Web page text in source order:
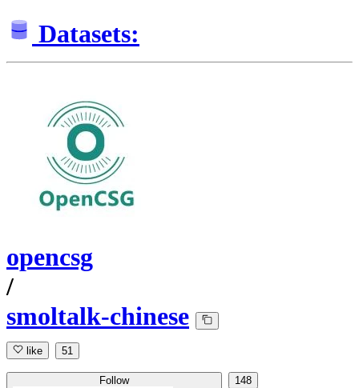
Datasets:
opencsg
/
smoltalk-chinese
like 51
Follow 148